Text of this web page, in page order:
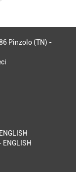
Pinzolo (TN) -
ENGLISH
ENGLISH